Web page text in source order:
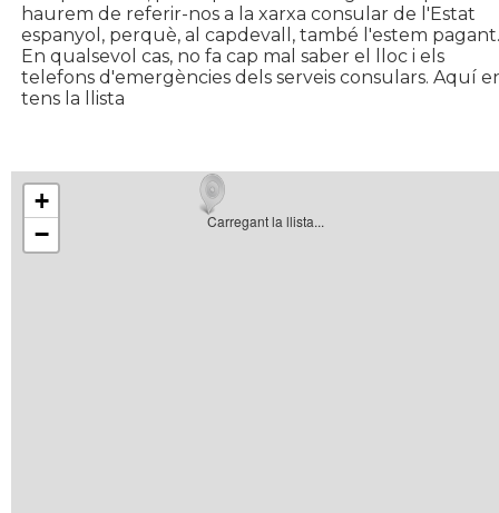
haurem de referir-nos a la xarxa consular de l'Estat
espanyol, perquè, al capdevall, també l'estem pagant.
En qualsevol cas, no fa cap mal saber el lloc i els
telefons d'emergències dels serveis consulars. Aquí
tens la llista
Carregant la llista...
+
−